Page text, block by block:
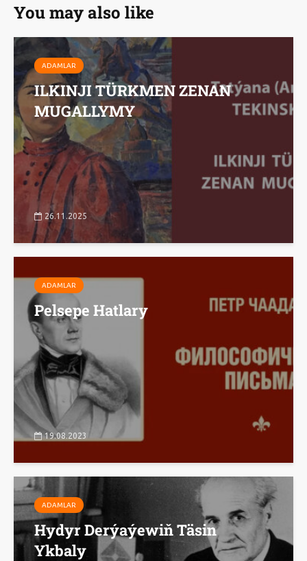
You may also like
ADAMLAR
ILKINJI TÜRKMEN ZENAN
MUGALLYMY
26.11.2025
ADAMLAR
Pelsepe Hatlary
19.08.2023
ADAMLAR
Hydyr Derýaýewiň Täsin
Ykbaly